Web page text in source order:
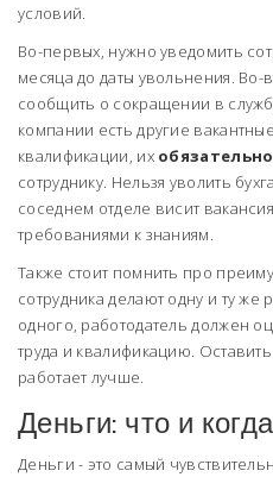
условий.
Во-первых, нужно уведомить
месяца до даты увольнения. Во-
сообщить о сокращении в
компании есть другие
квалификации, их обязательно
сотруднику. Нельзя уволить
соседнем отделе висит
требованиями к знаниям.
Также стоит помнить про
сотрудника делают одну и ту же
одного, работодатель должен
труда и квалификацию.
работает лучше.
Деньги: что и
Деньги - это самый